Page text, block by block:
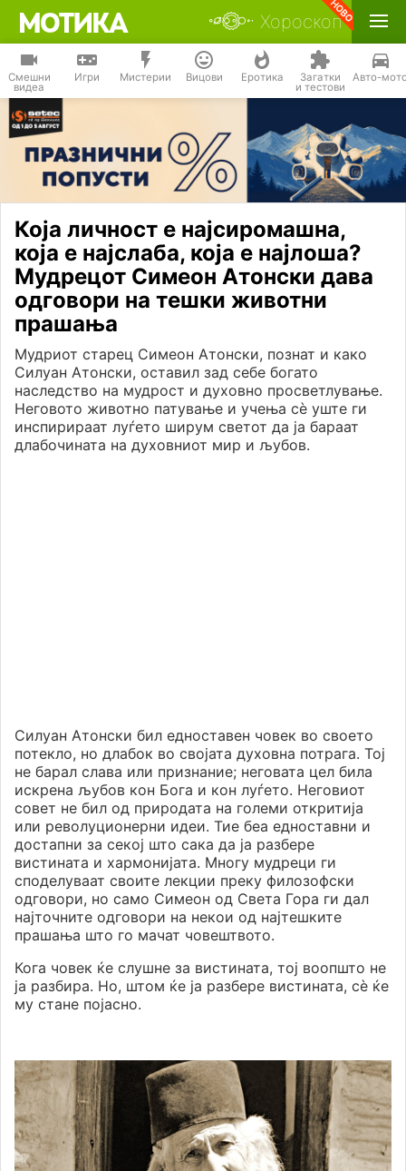
Хороскоп
Смешни
видеа
Игри Мистерии Вицови Еротика Загатки
и тестови
Авто-
Која личност е најсиромашна,
која е најслаба, која е најлоша?
Мудрецот Симеон Атонски дава
одговори на тешки животни
прашања
Мудриот старец Симеон Атонски, познат и како
Силуан Атонски, оставил зад себе богато
наследство на мудрост и духовно просветлување.
Неговото животно патување и учења сè уште ги
инспирираат луѓето ширум светот да ја бараат
длабочината на духовниот мир и љубов.
Силуан Атонски бил едноставен човек во своето
потекло, но длабок во својата духовна потрага. Тој
не барал слава или признание; неговата цел била
искрена љубов кон Бога и кон луѓето. Неговиот
совет не бил од природата на големи откритија
или револуционерни идеи. Тие беа едноставни и
достапни за секој што сака да ја разбере
вистината и хармонијата. Многу мудреци ги
споделуваат своите лекции преку филозофски
одговори, но само Симеон од Света Гора ги дал
најточните одговори на некои од најтешките
прашања што го мачат човештвото.
Кога човек ќе слушне за вистината, тој воопшто не
ја разбира. Но, штом ќе ја разбере вистината, сè ќе
му стане појасно.